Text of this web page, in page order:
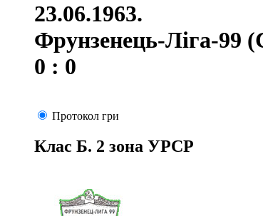
23.06.1963.
Фрунзенець-Ліга-99
0 : 0
Протокол гри
Клас Б. 2 зона УРСР